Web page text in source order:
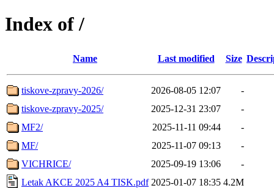
Index of /
Name Last modified Size
tiskove-zpravy-2026/ 2026-08-05 12:07
-
tiskove-zpravy-2025/
2025-12-31 23:07
-
MF2/
2025-11-11 09:44
-
MF/
2025-11-07 09:13
-
VICHRICE/
2025-09-19 13:06
-
Letak AKCE 2025 A4 TISK.pdf 2025-01-07 18:35 4.2M